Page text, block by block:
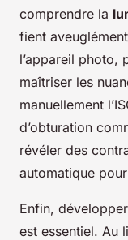
comprendre la
fient
l’appareil photo,
maîtriser les
manuellement
d’obturation
révéler des
automatique
Enfin,
est essentiel. Au